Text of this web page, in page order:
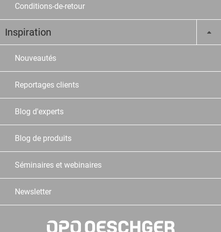
Conditions-de-retour
Inspiration
Nouveautés
Reportages clients
Blog d'experts
Blog de produits
Séminaires et webinaires
Newsletter